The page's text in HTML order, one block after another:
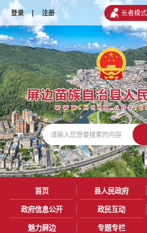
登录 | 注册 长者模式
首页 县人民政府
政府信息公开 政民互动
魅力屏边 专题专栏